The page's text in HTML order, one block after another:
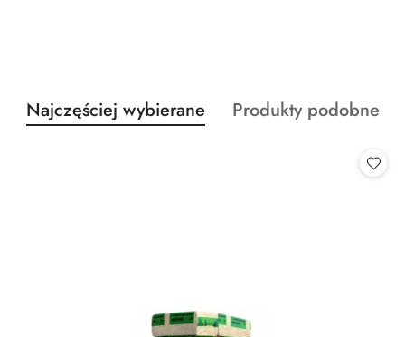
Pomiń karuzelę produktów
Produkty
o
Najczęściej wybierane
Produkty
Produkty podobne